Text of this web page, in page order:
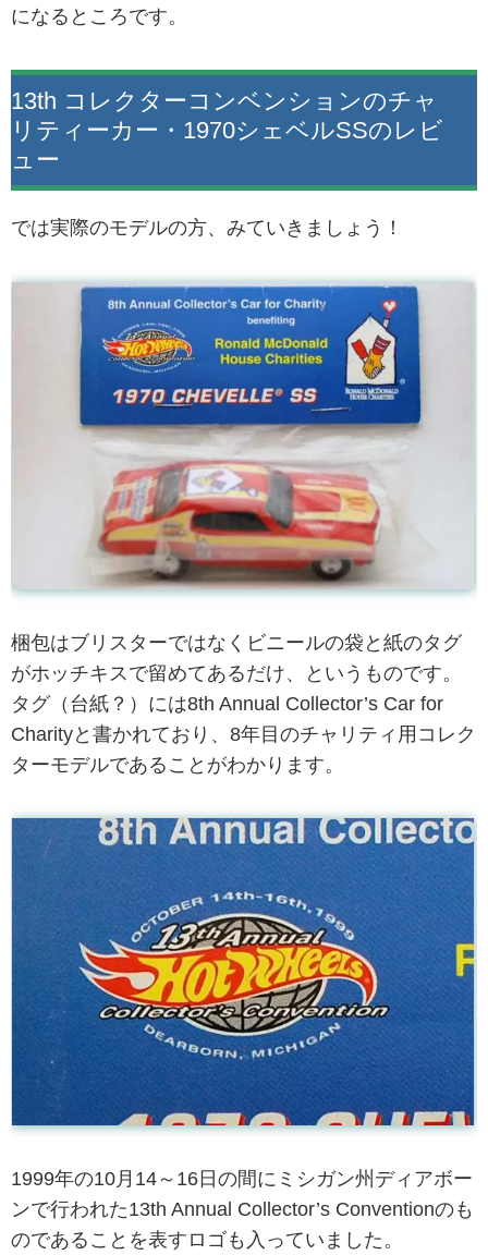
になるところです。
13th コレクターコンベンションのチャ
リティーカー・1970シェベルSSのレビ
ュー
では実際のモデルの方、みていきましょう！
梱包はブリスターではなくビニールの袋と紙のタグ
がホッチキスで留めてあるだけ、というものです。
タグ（台紙？）には8th Annual Collector’s Car for
Charityと書かれており、8年目のチャリティ用コレク
ターモデルであることがわかります。
1999年の10月14～16日の間にミシガン州ディアボー
ンで行われた13th Annual Collector’s Conventionのも
のであることを表すロゴも入っていました。